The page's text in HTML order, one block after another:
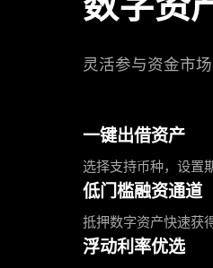
灵活参与资金市
一键出借资产
选择支持币种，设置
低门槛融资通道
抵押数字资产快速获
浮动利率优选